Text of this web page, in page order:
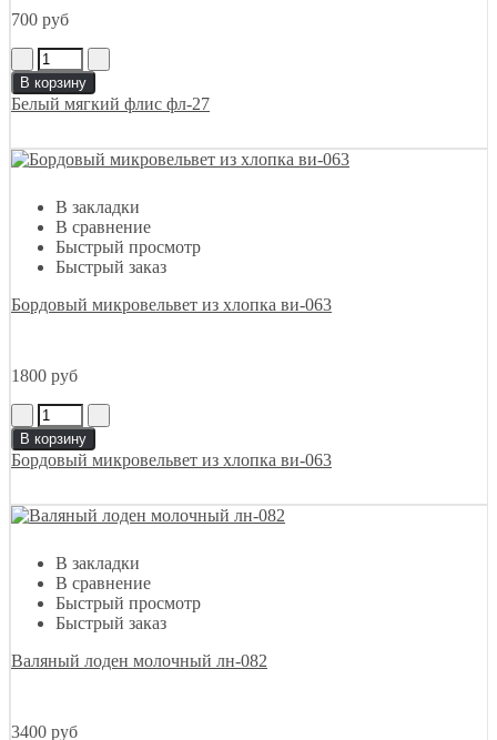
700 руб
В корзину
Белый мягкий флис фл-27
В закладки
В сравнение
Быстрый просмотр
Быстрый заказ
Бордовый микровельвет из хлопка ви-063
1800 руб
В корзину
Бордовый микровельвет из хлопка ви-063
В закладки
В сравнение
Быстрый просмотр
Быстрый заказ
Валяный лоден молочный лн-082
3400 руб